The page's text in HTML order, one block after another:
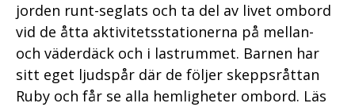
jorden runt-seglats och ta del av livet ombord
vid de åtta aktivitetsstationerna på mellan-
och väderdäck och i lastrummet. Barnen har
sitt eget ljudspår där de följer skeppsråttan
Ruby och får se alla hemligheter ombord. Läs